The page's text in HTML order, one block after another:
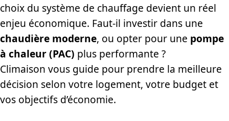
choix du système de chauffage devient un réel
enjeu économique. Faut-il investir dans une
chaudière moderne, ou opter pour une pompe
à chaleur (PAC) plus performante ?
Climaison vous guide pour prendre la meilleure
décision selon votre logement, votre budget et
vos objectifs d’économie.